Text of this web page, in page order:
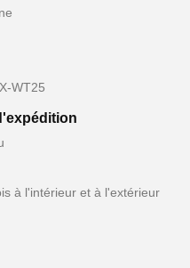
WT25
à l'intérieur et à l'extérieur